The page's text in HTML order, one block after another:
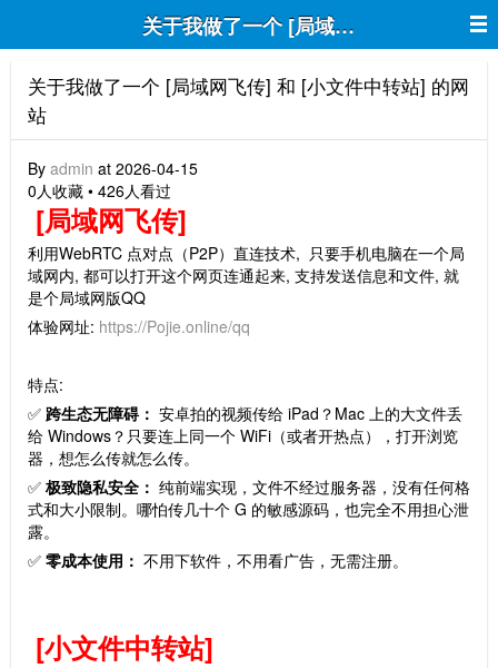
关于我做了一个 [局域网飞传] 和 [小文
关于我做了一个 [局域网飞传] 和 [小文件中转站] 的网
站
By admin at 2026-04-15
0人收藏 • 426人看过
[局域网飞传]
利用WebRTC 点对点（P2P）直连技术, 只要手机电脑在一个局
域网内, 都可以打开这个网页连通起来, 支持发送信息和文件, 就
是个局域网版QQ
体验网址: https://Pojie.online/qq
特点:
✅ 跨生态无障碍： 安卓拍的视频传给 iPad？Mac 上的大文件丢
给 Windows？只要连上同一个 WiFi（或者开热点），打开浏览
器，想怎么传就怎么传。
✅ 极致隐私安全： 纯前端实现，文件不经过服务器，没有任何格
式和大小限制。哪怕传几十个 G 的敏感源码，也完全不用担心泄
露。
✅ 零成本使用： 不用下软件，不用看广告，无需注册。
[小文件中转站]